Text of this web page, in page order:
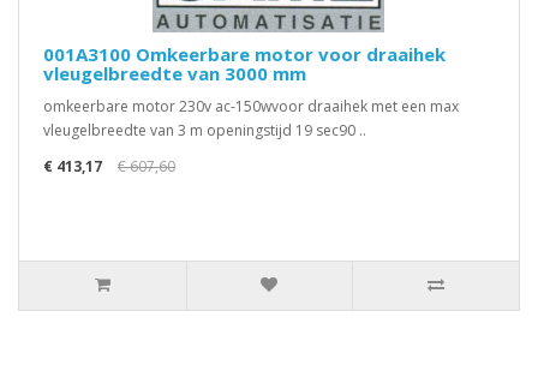
001A3100 Omkeerbare motor voor draaihek
vleugelbreedte van 3000 mm
omkeerbare motor 230v ac-150wvoor draaihek met een max
vleugelbreedte van 3 m openingstijd 19 sec90 ..
€ 413,17
€ 607,60